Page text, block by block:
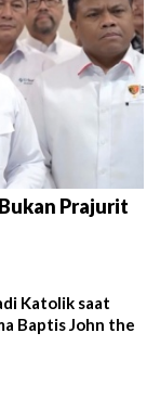
Prajurit
Katolik saat
Baptis John the